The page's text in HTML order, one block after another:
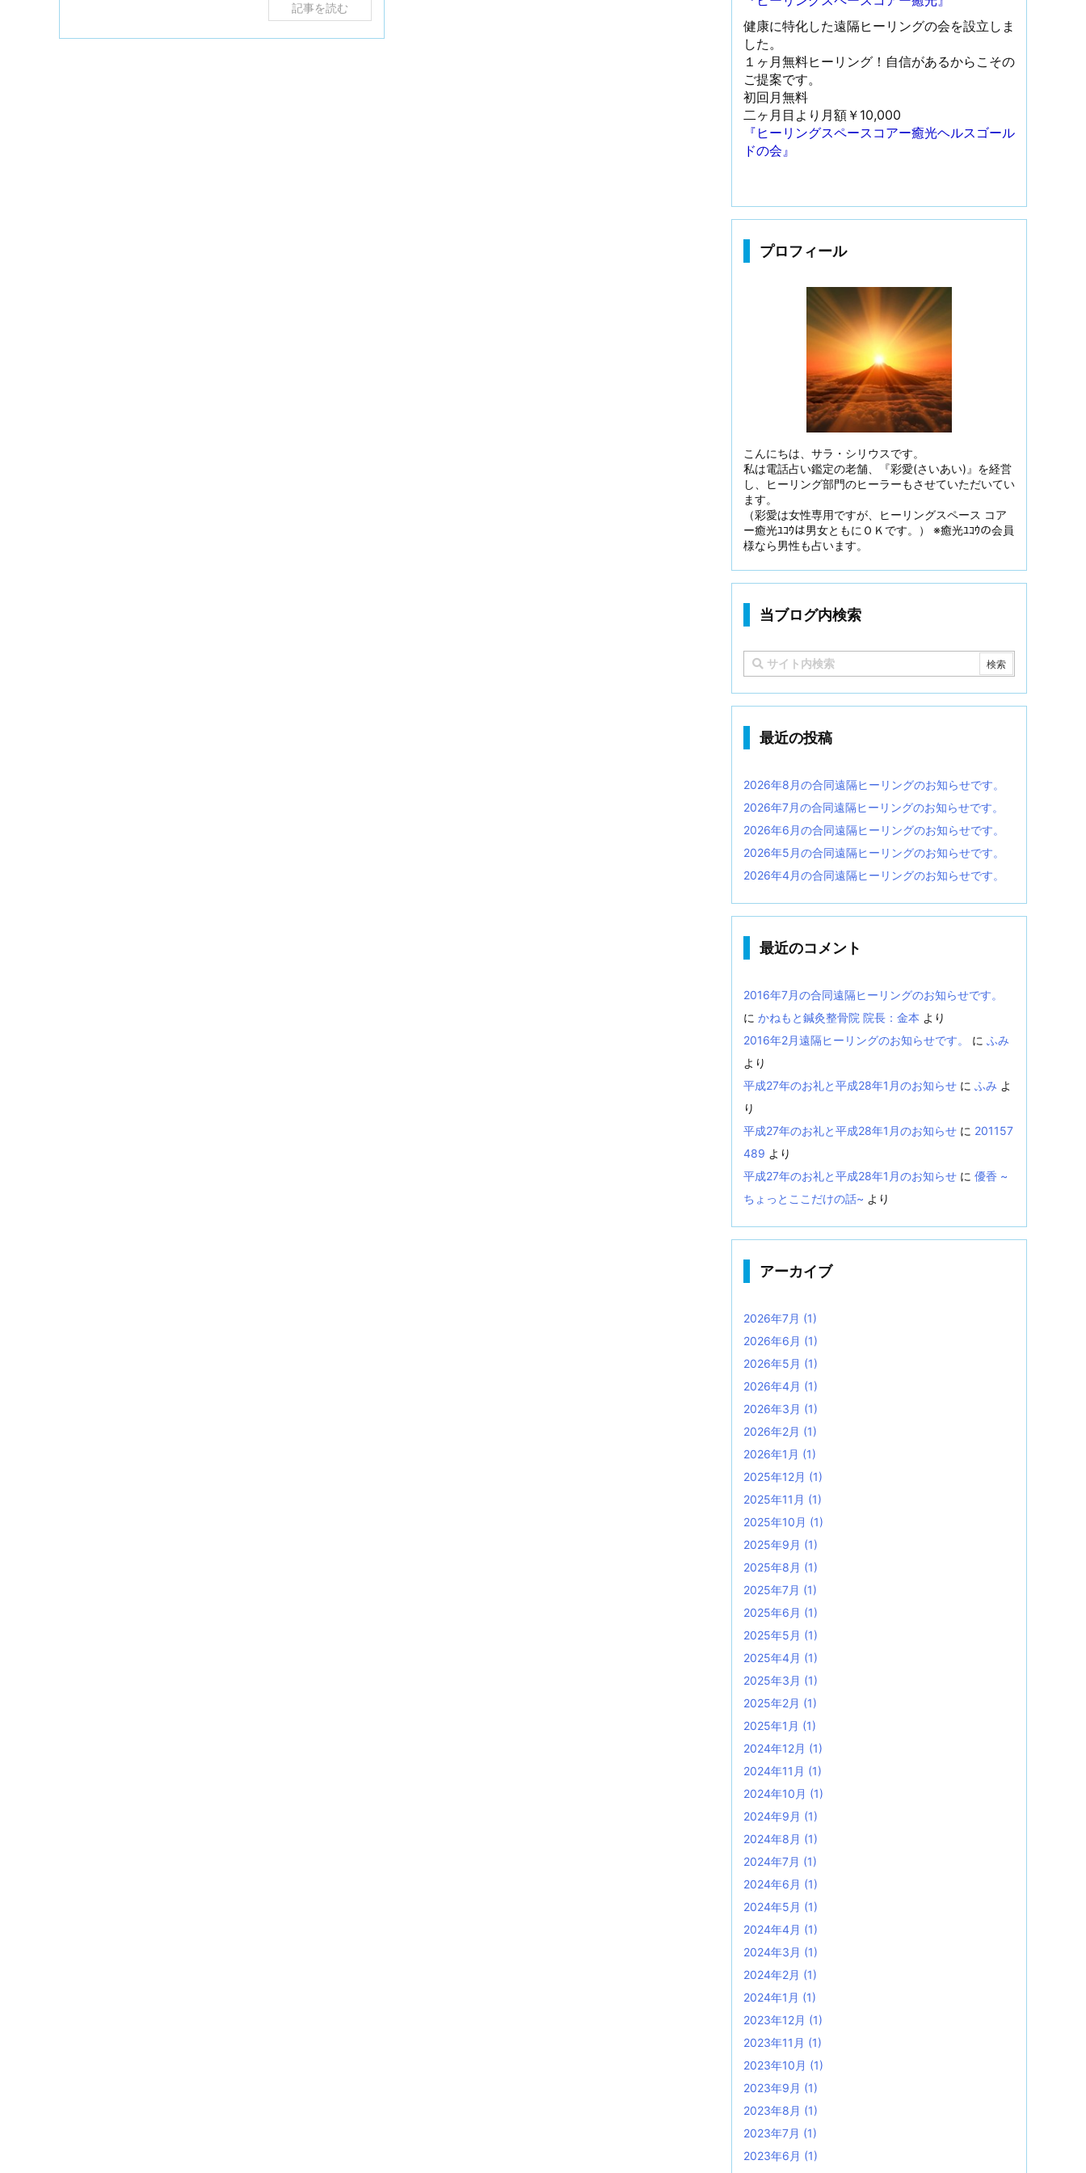
記事を読む
健康に特化した遠隔ヒーリングの会を設立しま
した。
１ヶ月無料ヒーリング！自信があるからこその
ご提案です。
初回月無料
二ヶ月目より月額￥10,000
『ヒーリングスペースコアー癒光ヘルスゴール
ドの会』
プロフィール
こんにちは、サラ・シリウスです。
私は電話占い鑑定の老舗、『彩愛(さいあい)』を経営
し、ヒーリング部門のヒーラーもさせていただいてい
ます。
（彩愛は女性専用ですが、ヒーリングスペース コア
ー癒光ﾕｺｳは男女ともにＯＫです。） ※癒光ﾕｺｳの会員
様なら男性も占います。
当ブログ内検索
最近の投稿
2026年8月の合同遠隔ヒーリングのお知らせです。
2026年7月の合同遠隔ヒーリングのお知らせです。
2026年6月の合同遠隔ヒーリングのお知らせです。
2026年5月の合同遠隔ヒーリングのお知らせです。
2026年4月の合同遠隔ヒーリングのお知らせです。
最近のコメント
2016年7月の合同遠隔ヒーリングのお知らせです。
に かねもと鍼灸整骨院 院長：金本 より
2016年2月遠隔ヒーリングのお知らせです。
に ふみ
より
平成27年のお礼と平成28年1月のお知らせ に ふみ よ
り
平成27年のお礼と平成28年1月のお知らせ に 201157
489 より
平成27年のお礼と平成28年1月のお知らせ に 優香 ~
ちょっとここだけの話~ より
アーカイブ
2026年7月 (1)
2026年6月 (1)
2026年5月 (1)
2026年4月 (1)
2026年3月 (1)
2026年2月 (1)
2026年1月 (1)
2025年12月 (1)
2025年11月 (1)
2025年10月 (1)
2025年9月 (1)
2025年8月 (1)
2025年7月 (1)
2025年6月 (1)
2025年5月 (1)
2025年4月 (1)
2025年3月 (1)
2025年2月 (1)
2025年1月 (1)
2024年12月 (1)
2024年11月 (1)
2024年10月 (1)
2024年9月 (1)
2024年8月 (1)
2024年7月 (1)
2024年6月 (1)
2024年5月 (1)
2024年4月 (1)
2024年3月 (1)
2024年2月 (1)
2024年1月 (1)
2023年12月 (1)
2023年11月 (1)
2023年10月 (1)
2023年9月 (1)
2023年8月 (1)
2023年7月 (1)
2023年6月 (1)